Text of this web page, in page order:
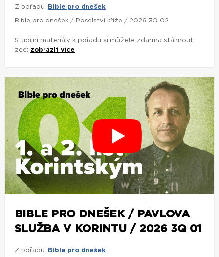
Z pořadu: Bible pro dnešek
Bible pro dnešek / Poselství kříže / 2026 3Q 02
Studijní materiály k pořadu si můžete zdarma stáhnout
zde: zobrazit více
BIBLE PRO DNEŠEK / PAVLOVA
SLUŽBA V KORINTU / 2026 3Q 01
Z pořadu: Bible pro dnešek